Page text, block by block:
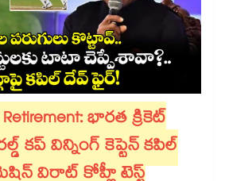
Retirement: భారత క్రికెట్
కప్ విన్నింగ్ కెప్టెన్ కపిల్